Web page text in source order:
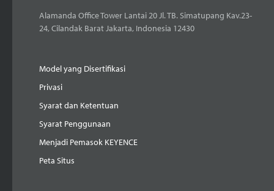
Alamanda Office Tower Lantai 20 Jl. TB. Simatupang Kav.23-
24, Cilandak Barat Jakarta, Indonesia 12430
Model yang Disertifikasi
Privasi
Syarat dan Ketentuan
Syarat Penggunaan
Menjadi Pemasok KEYENCE
Peta Situs